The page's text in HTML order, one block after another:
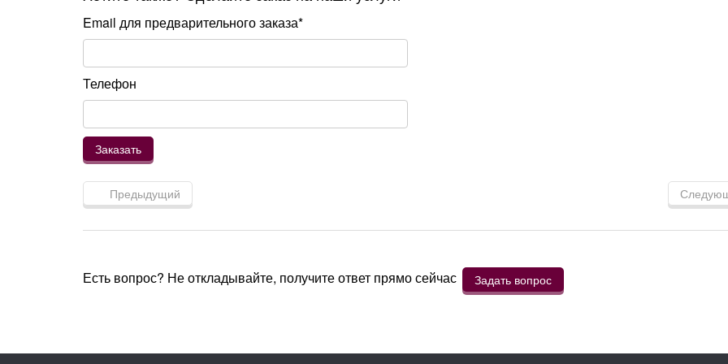
Email для предварительного заказа*
Телефон
Предыдущий
Есть вопрос? Не откладывайте, получите ответ прямо сейчас Задать вопрос